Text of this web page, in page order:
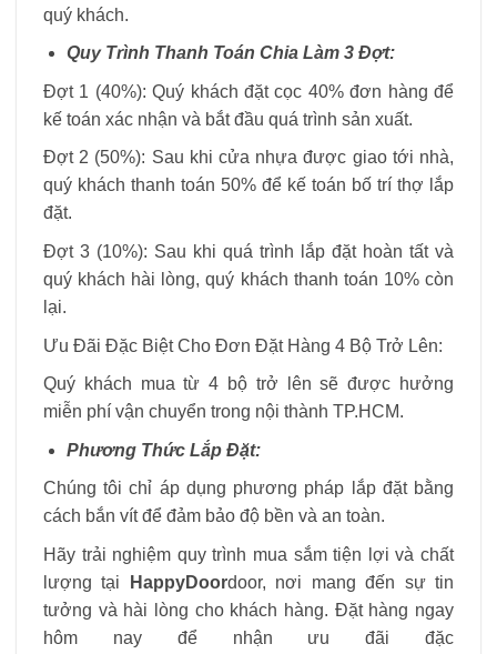
quý khách.
Quy Trình Thanh Toán Chia Làm 3 Đợt:
Đợt 1 (40%): Quý khách đặt cọc 40% đơn hàng để
kế toán xác nhận và bắt đầu quá trình sản xuất.
Đợt 2 (50%): Sau khi cửa nhựa được giao tới nhà,
quý khách thanh toán 50% để kế toán bố trí thợ lắp
đặt.
Đợt 3 (10%): Sau khi quá trình lắp đặt hoàn tất và
quý khách hài lòng, quý khách thanh toán 10% còn
lại.
Ưu Đãi Đặc Biệt Cho Đơn Đặt Hàng 4 Bộ Trở Lên:
Quý khách mua từ 4 bộ trở lên sẽ được hưởng
miễn phí vận chuyển trong nội thành TP.HCM.
Phương Thức Lắp Đặt:
Chúng tôi chỉ áp dụng phương pháp lắp đặt bằng
cách bắn vít để đảm bảo độ bền và an toàn.
Hãy trải nghiệm quy trình mua sắm tiện lợi và chất
lượng tại
HappyDoordoor, nơi mang đến sự tin
tưởng và hài lòng cho khách hàng. Đặt hàng ngay
hôm nay để nhận ưu đãi đặc